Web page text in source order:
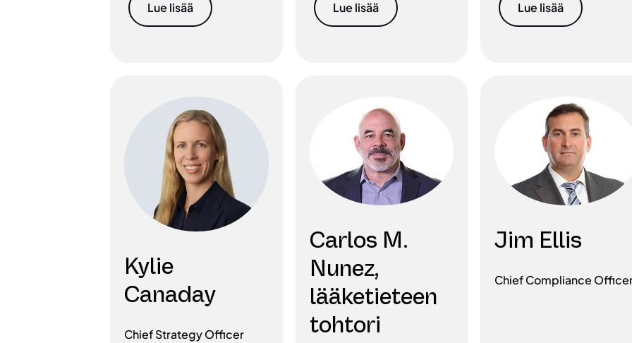
Lue lisää Lue lisää Lue lisää
Kylie
Canaday
Chief Strategy Officer
Carlos M.
Nunez,
lääketieteen
tohtori
Jim Ellis
Chief Compliance